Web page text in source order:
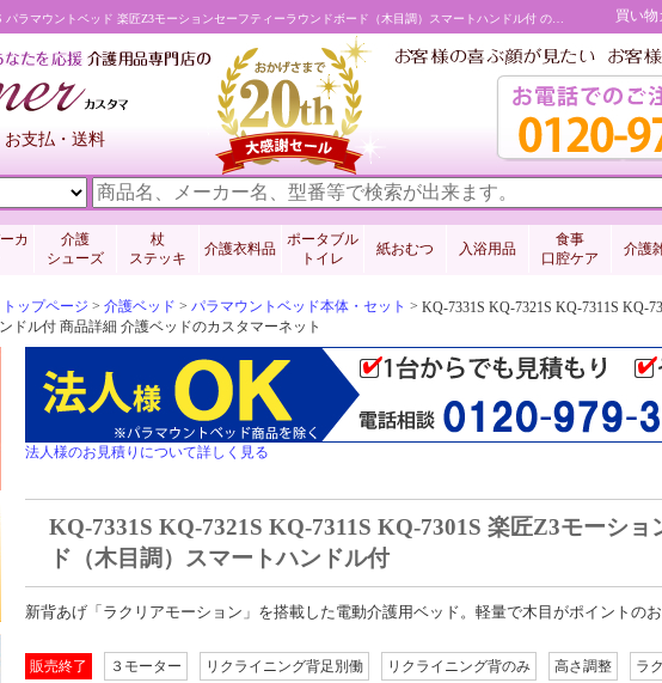
買い物
お支払・送料
カ
介護
シューズ
杖
ステッキ
介護衣料品
ポータブル
トイレ
紙おむつ 入浴用品
食事
口腔ケア
介護
ップページ > 介護ベッド > パラマウントベッド本体・セット > KQ-7331S KQ-7321S KQ-7311S KQ-
ドル付 商品詳細 介護ベッドのカスタマーネット
法人様のお見積りについて詳しく見る
KQ-7331S KQ-7321S KQ-7311S KQ-7301S 楽匠Z3モーシ
ド（木目調）スマートハンドル付
新背あげ「ラクリアモーション」を搭載した電動介護用ベッド。軽量で木目がポイントの
販売終了 ３モーター リクライニング背足別働 リクライニング背のみ 高さ調整 ラ